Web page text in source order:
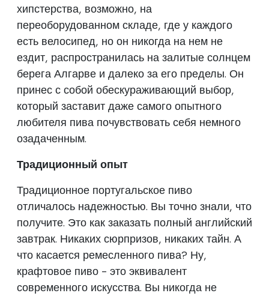
хипстерства, возможно, на
переоборудованном складе, где у каждого
есть велосипед, но он никогда на нем не
ездит, распространилась на залитые солнцем
берега Алгарве и далеко за его пределы. Он
принес с собой обескураживающий выбор,
который заставит даже самого опытного
любителя пива почувствовать себя немного
озадаченным.
Традиционный опыт
Традиционное португальское пиво
отличалось надежностью. Вы точно знали, что
получите. Это как заказать полный английский
завтрак. Никаких сюрпризов, никаких тайн. А
что касается ремесленного пива? Ну,
крафтовое пиво - это эквивалент
современного искусства. Вы никогда не